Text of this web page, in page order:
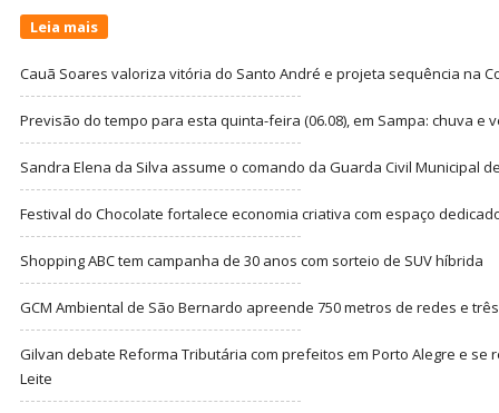
Leia mais
Cauã Soares valoriza vitória do Santo André e projeta sequência na
Previsão do tempo para esta quinta-feira (06.08), em Sampa: chuva e
Sandra Elena da Silva assume o comando da Guarda Civil Municipal
Festival do Chocolate fortalece economia criativa com espaço
Shopping ABC tem campanha de 30 anos com sorteio de SUV híbrida
GCM Ambiental de São Bernardo apreende 750 metros de redes e
Gilvan debate Reforma Tributária com prefeitos em Porto Alegre e se
Leite